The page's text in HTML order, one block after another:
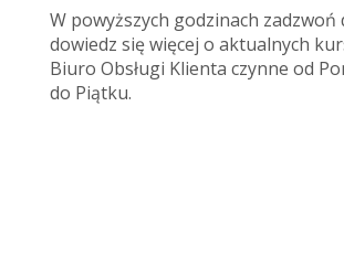
W powyższych godzinach zadzwoń
dowiedz się więcej o aktualnych
Biuro Obsługi Klienta czynne od
do Piątku.